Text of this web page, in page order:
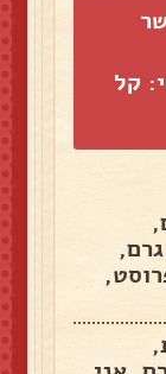
קל
שטופים ומסוננים היטב (800 גרם,